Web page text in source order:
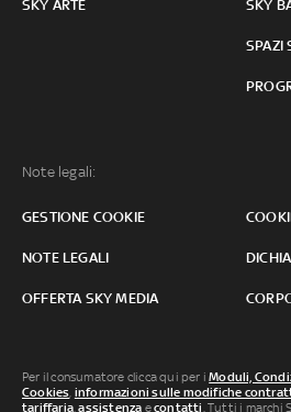
SKY ARTE SKY
SPAZI
Note legali:
GESTIONE COOKIE
NOTE LEGALI
OFFERTA SKY MEDIA
Per il consumatore clicca qui per iModuli,
Cookies informazioni sulle modifiche
tariffaria ,assistenza econtatti . Tutti i